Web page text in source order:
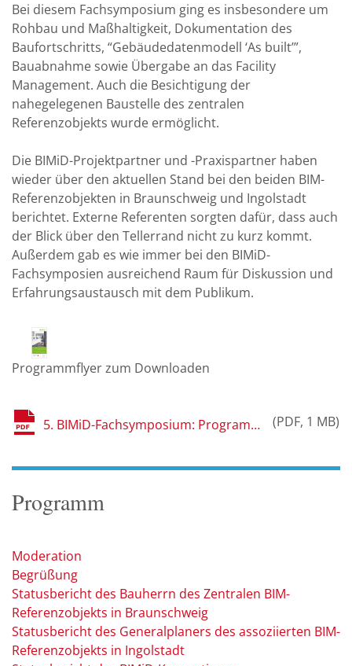
Bei diesem Fachsymposium ging es insbesondere um
Rohbau und Maßhaltigkeit, Dokumentation des
Baufortschritts, “Gebäudedatenmodell ‘As built’”,
Bauabnahme sowie Übergabe an das Facility
Management. Auch die Besichtigung der
nahegelegenen Baustelle des zentralen
Referenzobjekts wurde ermöglicht.
Die BIMiD-Projektpartner und -Praxispartner haben
wieder über den aktuellen Stand bei den beiden BIM-
Referenzobjekten in Braunschweig und Ingolstadt
berichtet. Externe Referenten sorgten dafür, dass auch
der Blick über den Tellerrand nicht zu kurz kommt.
Außerdem gab es wie immer bei den BIMiD-
Fachsymposien ausreichend Raum für Diskussion und
Erfahrungsaustausch mit dem Publikum.
Programmflyer zum Downloaden
5. BIMiD-Fachsymposium: Programmflyer (Druck-Qualität).pdf PDF 1 MB
Programm
Moderation
Begrüßung
Statusbericht des Bauherrn des Zentralen BIM-
Referenzobjekts in Braunschweig
Statusbericht des Generalplaners des assoziierten BIM-
Referenzobjekts in Ingolstadt